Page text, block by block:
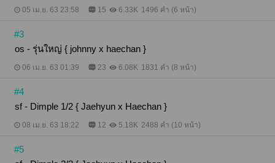
05 เม.ย. 63 23:58 15 6.33K 1496 คำ (6 หน้า)
#3
os - รุ่นใหญ่ { johnny x haechan }
06 เม.ย. 63 01:39 23 6.08K 1831 คำ (8 หน้า)
#4
sf - Dimple 1/2 { Jaehyun x Haechan }
08 เม.ย. 63 18:22 12 5.18K 2488 คำ (10 หน้า)
#5